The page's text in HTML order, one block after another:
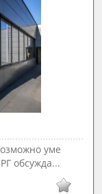
уме
обсужда...